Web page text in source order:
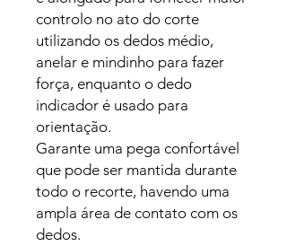
controlo no ato do corte
utilizando os dedos médio,
anelar e mindinho para fazer
força, enquanto o dedo
indicador é usado para
orientação.
Garante uma pega confortável
que pode ser mantida durante
todo o recorte, havendo uma
ampla área de contato com os
dedos.